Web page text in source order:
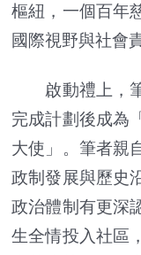
樞紐，一個百年
國際視野與社會
啟動禮上，筆
完成計劃後成為
大使」。筆者親
政制發展與歷史
政治體制有更深
生全情投入社區